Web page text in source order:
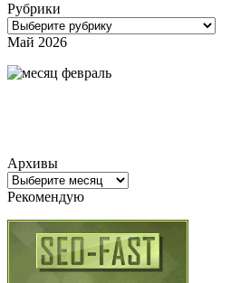
Рубрики
Рубрики
Май 2026
Архивы
Архивы
Рекомендую